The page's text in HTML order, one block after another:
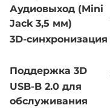
Аудиовыход (Mini
Jack 3,5 мм)
3D-синхронизация
Поддержка 3D
USB-B 2.0 для
обслуживания